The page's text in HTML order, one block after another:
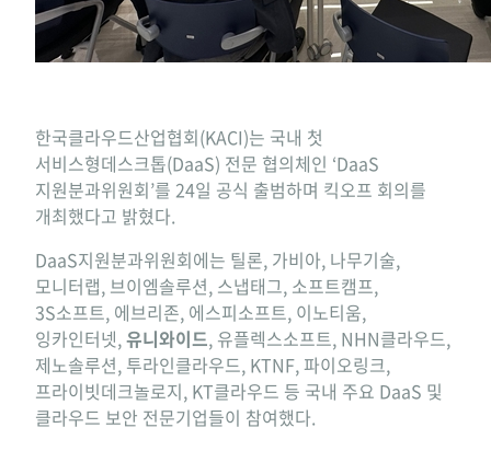
한국클라우드산업협회(KACI)는 국내 첫
서비스형데스크톱(DaaS) 전문 협의체인 ‘DaaS
지원분과위원회’를 24일 공식 출범하며 킥오프 회의를
개최했다고 밝혔다.
DaaS지원분과위원회에는 틸론, 가비아, 나무기술,
모니터랩, 브이엠솔루션, 스냅태그, 소프트캠프,
3S소프트, 에브리존, 에스피소프트, 이노티움,
잉카인터넷, 유니와이드, 유플렉스소프트, NHN클라우드,
제노솔루션, 투라인클라우드, KTNF, 파이오링크,
프라이빗데크놀로지, KT클라우드 등 국내 주요 DaaS 및
클라우드 보안 전문기업들이 참여했다.